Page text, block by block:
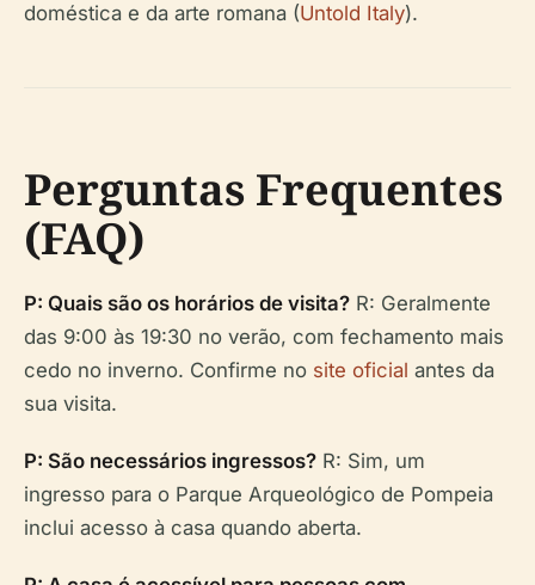
doméstica e da arte romana (Untold Italy).
Perguntas Frequentes
(FAQ)
P: Quais são os horários de visita? R: Geralmente
das 9:00 às 19:30 no verão, com fechamento mais
cedo no inverno. Confirme no site oficial antes da
sua visita.
P: São necessários ingressos? R: Sim, um
ingresso para o Parque Arqueológico de Pompeia
inclui acesso à casa quando aberta.